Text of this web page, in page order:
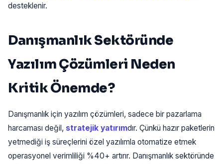
desteklenir.
Danışmanlık Sektöründe
Yazılım Çözümleri Neden
Kritik Önemde?
Danışmanlık için yazılım çözümleri, sadece bir pazarlama
harcaması değil, stratejik yatırımdır. Çünkü hazır paketlerin
yetmediği iş süreçlerini özel yazılımla otomatize etmek
operasyonel verimliliği %40+ artırır. Danışmanlık sektöründe